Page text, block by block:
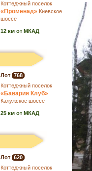
Коттеджный поселок
«Променад» Киевское
шоссе
12 км от МКАД
Лот 768
Коттеджный поселок
«Бавария Клуб»
Калужское шоссе
25 км от МКАД
Лот 620
Коттеджный поселок